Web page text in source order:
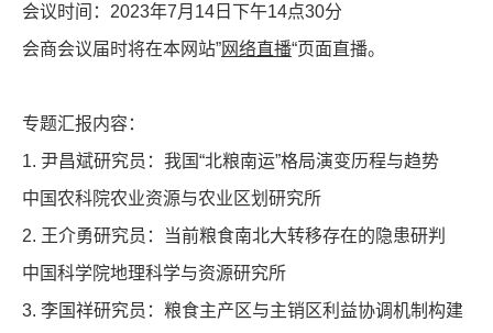
会议时间：2023年7月14日下午14点30分
会商会议届时将在本网站”网络直播“页面直播。
专题汇报内容：
1. 尹昌斌研究员：我国“北粮南运”格局演变历程与趋势
中国农科院农业资源与农业区划研究所
2. 王介勇研究员：当前粮食南北大转移存在的隐患研判
中国科学院地理科学与资源研究所
3. 李国祥研究员：粮食主产区与主销区利益协调机制构建